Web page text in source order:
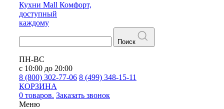
Кухни Mall Комфорт,
доступный
каждому
Поиск
ПН-ВС
с 10:00 до 20:00
8 (800) 302-77-06 8 (499) 348-15-11
КОРЗИНА
0 товаров. Заказать звонок
Меню